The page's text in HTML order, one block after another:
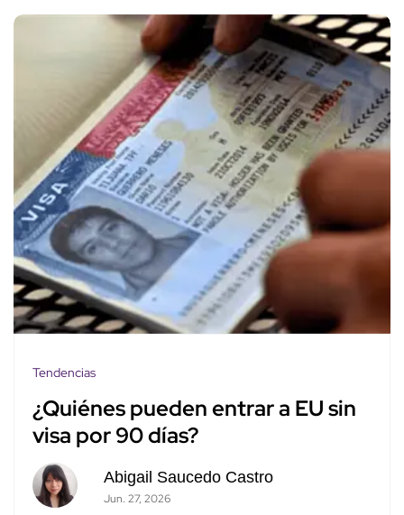
Tendencias
¿Quiénes pueden entrar a EU sin
visa por 90 días?
Abigail Saucedo Castro
Jun. 27, 2026